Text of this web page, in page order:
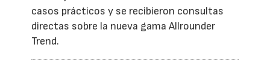
casos prácticos y se recibieron consultas
directas sobre la nueva gama Allrounder
Trend.